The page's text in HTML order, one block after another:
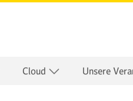
Cloud Unsere